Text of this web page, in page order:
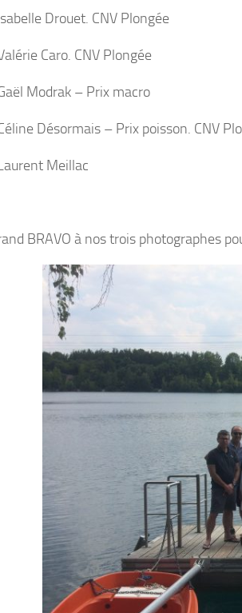
Drouet. CNV Plongée
Caro. CNV Plongée
Modrak – Prix macro
Désormais – Prix poisson. CNV
Meillac
BRAVO à nos trois photographes